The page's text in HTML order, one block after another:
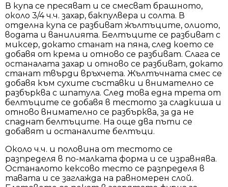
В купа се пресяват и се смесват брашното,
около 3/4 ч.ч. захар, бакпулвера и солта. В
отделна купа се разбиват жълтъците, олиото,
водата и ванилията. Белтъците се разбиват с
миксер, докато станат на пяна, след което се
добавя от крема и отново се разбиват. Слага се
останалата захар и отново се разбиват, докато
станат твърди връхчета. Жълтъчната смес се
добавя към сухите съставки и внимателно се
разбърква с шпатула. След това една трета от
белтъците се добавя в тестото за сладкиша и
отново внимателно се разбърква, за да не
спаднат белтъците. На още два пъти се
добавят и останалите белтъци.
Около ч.ч. и половина от тестото се
разпределя в по-малката форма и се изравнява.
Останалото кексово тесто се разпределя в
тавата и се заглажда на равномерен слой.